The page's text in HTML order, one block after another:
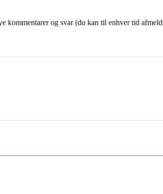
kommentarer og svar (du kan til enhver tid